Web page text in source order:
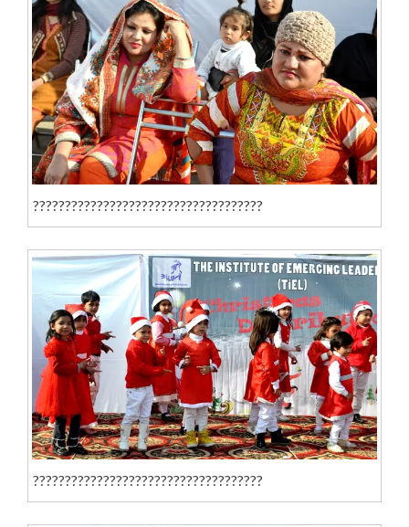
????????????????????????????????????
????????????????????????????????????